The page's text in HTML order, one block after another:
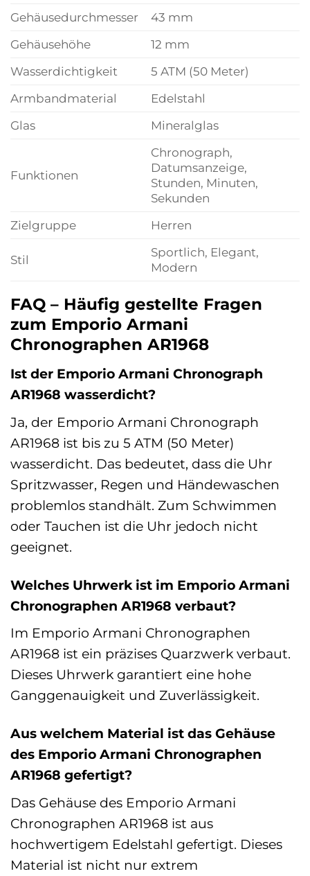
Gehäusedurchmesser
43 mm
Gehäusehöhe
12 mm
Wasserdichtigkeit
5 ATM (50 Meter)
Armbandmaterial
Edelstahl
Glas
Mineralglas
Funktionen
Chronograph,
Datumsanzeige,
Stunden, Minuten,
Sekunden
Zielgruppe
Herren
Stil
Sportlich, Elegant,
Modern
FAQ – Häufig gestellte Fragen
zum Emporio Armani
Chronographen AR1968
Ist der Emporio Armani Chronograph
AR1968 wasserdicht?
Ja, der Emporio Armani Chronograph
AR1968 ist bis zu 5 ATM (50 Meter)
wasserdicht. Das bedeutet, dass die Uhr
Spritzwasser, Regen und Händewaschen
problemlos standhält. Zum Schwimmen
oder Tauchen ist die Uhr jedoch nicht
geeignet.
Welches Uhrwerk ist im Emporio Armani
Chronographen AR1968 verbaut?
Im Emporio Armani Chronographen
AR1968 ist ein präzises Quarzwerk verbaut.
Dieses Uhrwerk garantiert eine hohe
Ganggenauigkeit und Zuverlässigkeit.
Aus welchem Material ist das Gehäuse
des Emporio Armani Chronographen
AR1968 gefertigt?
Das Gehäuse des Emporio Armani
Chronographen AR1968 ist aus
hochwertigem Edelstahl gefertigt. Dieses
Material ist nicht nur extrem